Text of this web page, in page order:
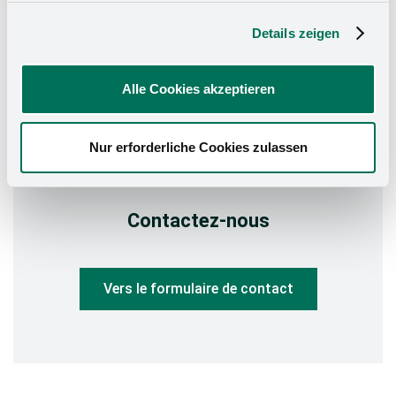
Details zeigen
Alle Cookies akzeptieren
Nur erforderliche Cookies zulassen
Vous n'êtes pas encore dans la
liste des revendeurs ?
N'hésitez pas à nous écrire via notre
formulaire de contact ou à nous contacter
Contactez-nous
Vers le formulaire de contact